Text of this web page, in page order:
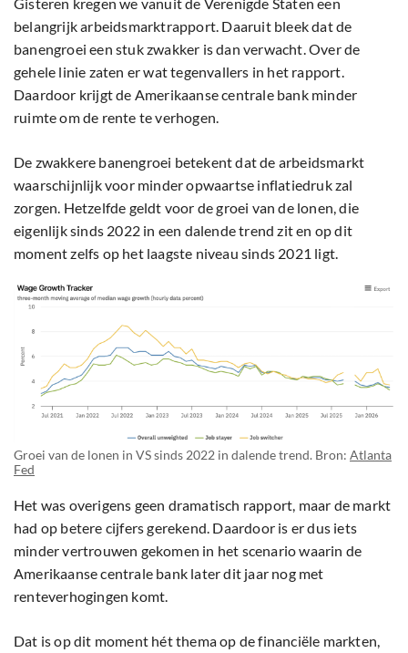
belangrijk arbeidsmarktrapport. Daaruit bleek dat de
banengroei een stuk zwakker is dan verwacht. Over de
gehele linie zaten er wat tegenvallers in het rapport.
Daardoor krijgt de Amerikaanse centrale bank minder
ruimte om de rente te verhogen.
De zwakkere banengroei betekent dat de arbeidsmarkt
waarschijnlijk voor minder opwaartse inflatiedruk zal
zorgen. Hetzelfde geldt voor de groei van de lonen, die
eigenlijk sinds 2022 in een dalende trend zit en op dit
moment zelfs op het laagste niveau sinds 2021 ligt.
Groei van de lonen in VS sinds 2022 in dalende trend. Bron: Atlanta
Fed
Het was overigens geen dramatisch rapport, maar de markt
had op betere cijfers gerekend. Daardoor is er dus iets
minder vertrouwen gekomen in het scenario waarin de
Amerikaanse centrale bank later dit jaar nog met
renteverhogingen komt.
Dat is op dit moment hét thema op de financiële markten,